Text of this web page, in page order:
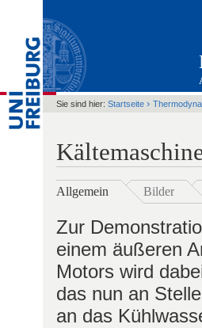
Sie sind hier: Startseite ›
Allgemein Bilder
Zur
einem äußeren
Motors wird
das nun an
an das